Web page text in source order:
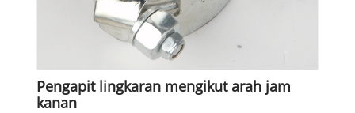
Pengapit lingkaran mengikut arah jam
kanan